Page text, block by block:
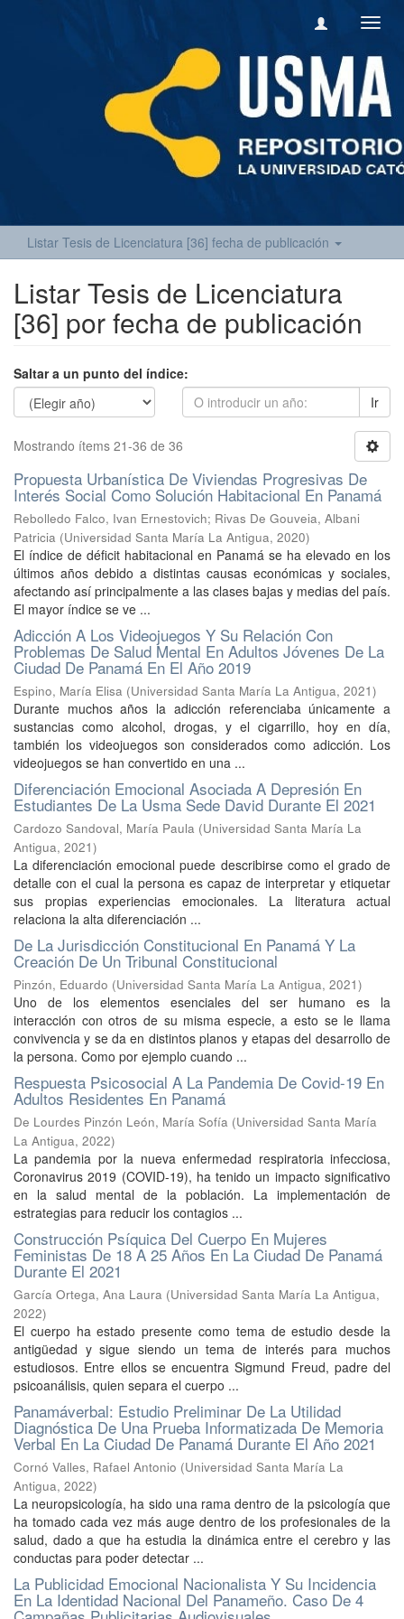
Listar Tesis de Licenciatura [36] fecha de publicación
Listar Tesis de Licenciatura
[36] por fecha de publicación
Saltar a un punto del índice:
Ir
Mostrando ítems 21-36 de 36
Propuesta Urbanística De Viviendas Progresivas De
Interés Social Como Solución Habitacional En Panamá
Rebolledo Falco, Ivan Ernestovich; Rivas De Gouveia, Albani
Patricia (Universidad Santa María La Antigua, 2020)
El índice de déficit habitacional en Panamá se ha elevado en los
últimos años debido a distintas causas económicas y sociales,
afectando así principalmente a las clases bajas y medias del país.
El mayor índice se ve ...
Adicción A Los Videojuegos Y Su Relación Con
Problemas De Salud Mental En Adultos Jóvenes De La
Ciudad De Panamá En El Año 2019
Espino, María Elisa (Universidad Santa María La Antigua, 2021)
Durante muchos años la adicción referenciaba únicamente a
sustancias como alcohol, drogas, y el cigarrillo, hoy en día,
también los videojuegos son considerados como adicción. Los
videojuegos se han convertido en una ...
Diferenciación Emocional Asociada A Depresión En
Estudiantes De La Usma Sede David Durante El 2021
Cardozo Sandoval, María Paula (Universidad Santa María La
Antigua, 2021)
La diferenciación emocional puede describirse como el grado de
detalle con el cual la persona es capaz de interpretar y etiquetar
sus propias experiencias emocionales. La literatura actual
relaciona la alta diferenciación ...
De La Jurisdicción Constitucional En Panamá Y La
Creación De Un Tribunal Constitucional
Pinzón, Eduardo (Universidad Santa María La Antigua, 2021)
Uno de los elementos esenciales del ser humano es la
interacción con otros de su misma especie, a esto se le llama
convivencia y se da en distintos planos y etapas del desarrollo de
la persona. Como por ejemplo cuando ...
Respuesta Psicosocial A La Pandemia De Covid-19 En
Adultos Residentes En Panamá
De Lourdes Pinzón León, María Sofía (Universidad Santa María
La Antigua, 2022)
La pandemia por la nueva enfermedad respiratoria infecciosa,
Coronavirus 2019 (COVID-19), ha tenido un impacto significativo
en la salud mental de la población. La implementación de
estrategias para reducir los contagios ...
Construcción Psíquica Del Cuerpo En Mujeres
Feministas De 18 A 25 Años En La Ciudad De Panamá
Durante El 2021
García Ortega, Ana Laura (Universidad Santa María La Antigua,
2022)
El cuerpo ha estado presente como tema de estudio desde la
antigüedad y sigue siendo un tema de interés para muchos
estudiosos. Entre ellos se encuentra Sigmund Freud, padre del
psicoanálisis, quien separa el cuerpo ...
Panamáverbal: Estudio Preliminar De La Utilidad
Diagnóstica De Una Prueba Informatizada De Memoria
Verbal En La Ciudad De Panamá Durante El Año 2021
Cornó Valles, Rafael Antonio (Universidad Santa María La
Antigua, 2022)
La neuropsicología, ha sido una rama dentro de la psicología que
ha tomado cada vez más auge dentro de los profesionales de la
salud, dado a que ha estudia la dinámica entre el cerebro y las
conductas para poder detectar ...
La Publicidad Emocional Nacionalista Y Su Incidencia
En La Identidad Nacional Del Panameño. Caso De 4